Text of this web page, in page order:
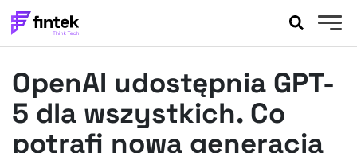
BANKOWOŚĆ
EVENTY
FELIETONY
WYWIADY
OpenAI udostępnia GPT-
5 dla wszystkich. Co
potrafi nowa generacja